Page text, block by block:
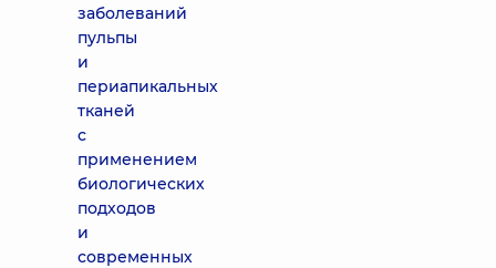
заболеваний
пульпы
и
периапикальных
тканей
с
применением
биологических
подходов
и
современных